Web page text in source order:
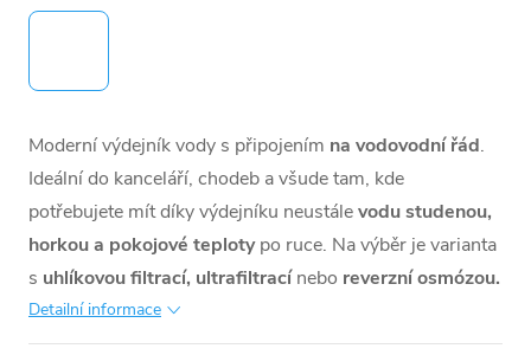
Moderní výdejník vody s připojením na vodovodní řád.
Ideální do kanceláří, chodeb a všude tam, kde
potřebujete mít díky výdejníku neustálevodu studenou,
horkou a pokojové teplotypo ruce. Na výběr je varianta
s uhlíkovou filtrací, ultrafiltracínebo reverzní osmózou.
Detailní informace